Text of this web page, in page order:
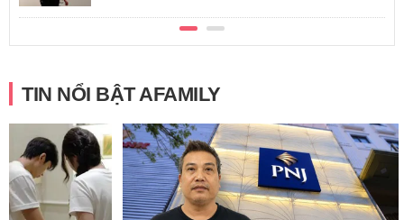
TIN NỔI BẬT AFAMILY